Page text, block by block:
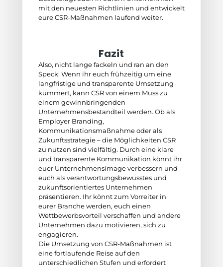
mit den neuesten Richtlinien und entwickelt
eure CSR-Maßnahmen laufend weiter.
Fazit
Also, nicht lange fackeln und ran an den
Speck: Wenn ihr euch frühzeitig um eine
langfristige und transparente Umsetzung
kümmert, kann CSR von einem Muss zu
einem gewinnbringenden
Unternehmensbestandteil werden. Ob als
Employer Branding,
Kommunikationsmaßnahme oder als
Zukunftsstrategie – die Möglichkeiten CSR
zu nutzen sind vielfältig. Durch eine klare
und transparente Kommunikation könnt ihr
euer Unternehmensimage verbessern und
euch als verantwortungsbewusstes und
zukunftsorientiertes Unternehmen
präsentieren. Ihr könnt zum Vorreiter in
eurer Branche werden, euch einen
Wettbewerbsvorteil verschaffen und andere
Unternehmen dazu motivieren, sich zu
engagieren.
Die Umsetzung von CSR-Maßnahmen ist
eine fortlaufende Reise auf den
unterschiedlichen Stufen und erfordert